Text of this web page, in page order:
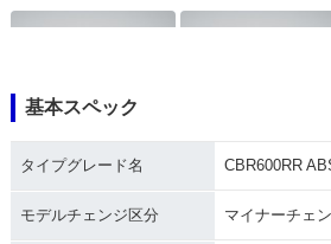
Special Edition
ABS Special
基本スペック
タイプグレード名 CBR600RR
モデルチェンジ区分 マイナーチェ